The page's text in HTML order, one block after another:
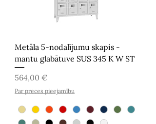
Metāla 5-nodalījumu skapis -
mantu glabātuve SUS 345 K W ST
Cena
564,00 €
Par preces pieejamību